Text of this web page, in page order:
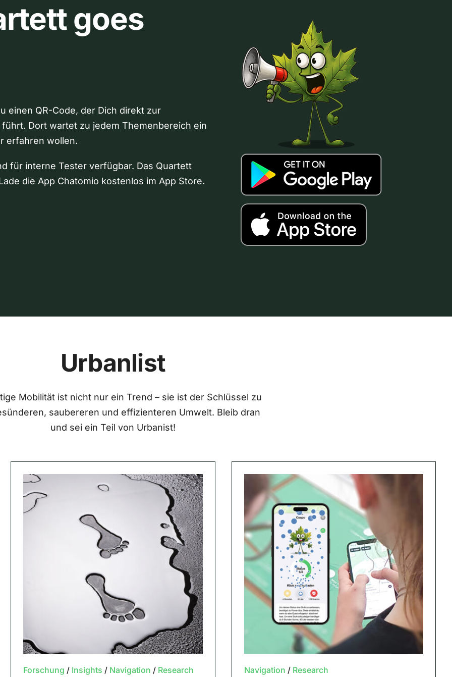
goes
einen QR-Code, der Dich direkt zur
Dort wartet zu jedem Themenbereich ein
erfahren wollen.
für interne Tester verfügbar. Das Quartett
die App Chatomio kostenlos im App Store.
Urbanlist
Mobilität ist nicht nur ein Trend – sie ist der Schlüssel zu
saubereren und effizienteren Umwelt. Bleib dran
und sei ein Teil von Urbanist!
Forschung / Insights / Navigation / Research Navigation / Research